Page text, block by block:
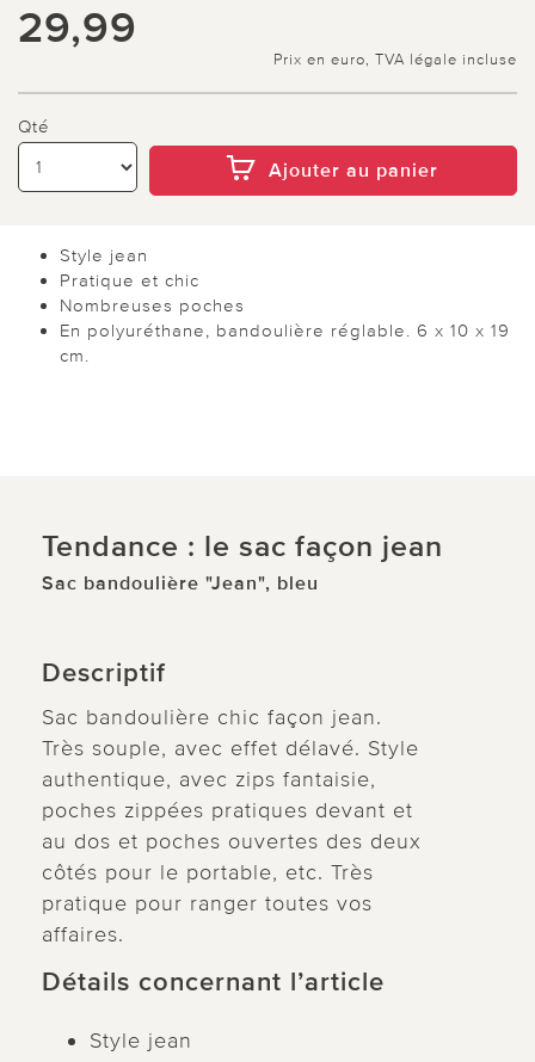
29,99
Prix en euro, TVA légale incluse
Qté
Ajouter au panier
Style jean
Pratique et chic
Nombreuses poches
En polyuréthane, bandoulière réglable. 6 x 10 x 19
cm.
Tendance : le sac façon jean
Sac bandoulière "Jean", bleu
Descriptif
Sac bandoulière chic façon jean.
Très souple, avec effet délavé. Style
authentique, avec zips fantaisie,
poches zippées pratiques devant et
au dos et poches ouvertes des deux
côtés pour le portable, etc. Très
pratique pour ranger toutes vos
affaires.
Détails concernant l’article
Style jean